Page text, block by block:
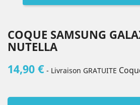
COQUE SAMSUNG
NUTELLA
14,90 € - Livraison GRATUITE